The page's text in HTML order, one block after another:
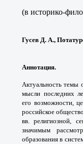
(в историко-
Гусев Д. А.,
Аннотация.
Актуальность темы
мысли последних
его возможности,
российское
вв. религиозной,
значимым
образования в